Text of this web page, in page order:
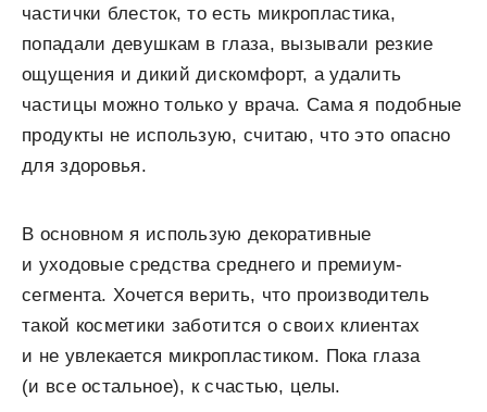
частички блесток, то есть микропластика,
попадали девушкам в глаза, вызывали резкие
ощущения и дикий дискомфорт, а удалить
частицы можно только у врача. Сама я подобные
продукты не использую, считаю, что это опасно
для здоровья.
В основном я использую декоративные
и уходовые средства среднего и премиум-
сегмента. Хочется верить, что производитель
такой косметики заботится о своих клиентах
и не увлекается микропластиком. Пока глаза
(и все остальное), к счастью, целы.